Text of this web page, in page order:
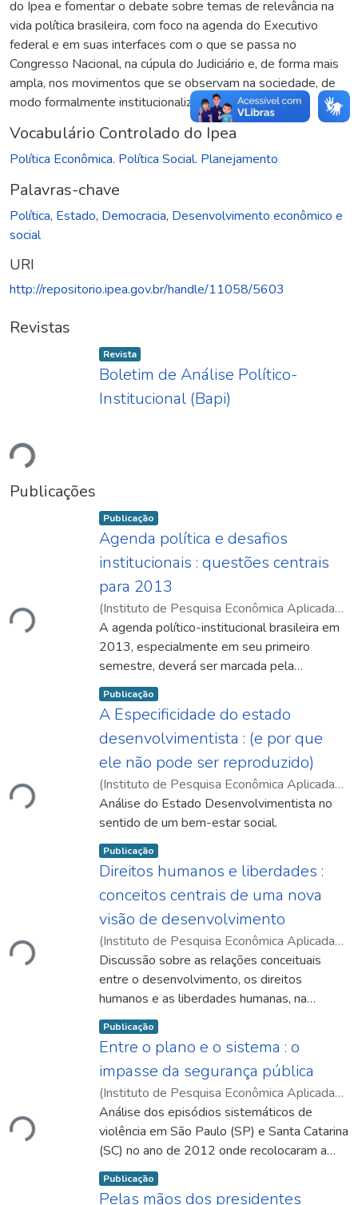
do Ipea e fomentar o debate sobre temas de relevância na
vida política brasileira, com foco na agenda do Executivo
federal e em suas interfaces com o que se passa no
Congresso Nacional, na cúpula do Judiciário e, de forma mais
ampla, nos movimentos que se observam na sociedade, de
modo formalmente institucionalizado ou não.
Vocabulário Controlado do Ipea
Política Econômica. Política Social. Planejamento
Palavras-chave
Política, Estado, Democracia, Desenvolvimento econômico e
social
URI
http://repositorio.ipea.gov.br/handle/11058/5603
Revistas
Item type:
Revista ,
Boletim de Análise Político-
Institucional (Bapi)
Publicações
Item type:
Publicação ,
Agenda política e desafios
institucionais : questões centrais
para 2013
(Instituto de Pesquisa Econômica Aplicada
(Ipea),2013-03)Lassance, Antonio;Silva,
Fabio de Sá e
A agenda político-institucional brasileira em
2013, especialmente em seu primeiro
semestre, deverá ser marcada pela
agudização do debate sobre temas que
dizem respeito ao papel do Estado para o
desenvolvimento, à relação entre os
poderes republicanos e entre cada um deles
e a sociedade civil, e aos padrões de
governança do federalismo brasileiro.
Item type:
Publicação ,
A Especificidade do estado
desenvolvimentista : (e por que
ele não pode ser reproduzido)
(Instituto de Pesquisa Econômica Aplicada
(Ipea),2013-03)Fiani, Ronaldo
Análise do Estado Desenvolvimentista no
sentido de um bem-estar social.
Item type:
Publicação ,
Direitos humanos e liberdades :
conceitos centrais de uma nova
visão de desenvolvimento
(Instituto de Pesquisa Econômica Aplicada
(Ipea),2013-03 )Pinheiro, Maurício Mota
Saboya
Discussão sobre as relações conceituais
entre o desenvolvimento, os direitos
humanos e as liberdades humanas, na
abordagem do desenvolvimento como
liberdade.
Item type:
Publicação ,
Entre o plano e o sistema : o
impasse da segurança pública
(Instituto de Pesquisa Econômica Aplicada
(Ipea),2013-03)Silva, Fabio de Sá e
Análise dos episódios sistemáticos de
violência em São Paulo (SP) e Santa Catarina
(SC) no ano de 2012 onde recolocaram a
segurança na agenda de debates públicos,
ao mesmo tempo em que evidenciaram as
Item type:
Publicação ,
Pelas mãos dos presidentes